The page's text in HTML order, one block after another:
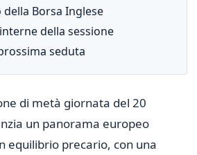
della Borsa Inglese
della sessione
seduta
di metà giornata del 20
un panorama europeo
equilibrio precario, con una